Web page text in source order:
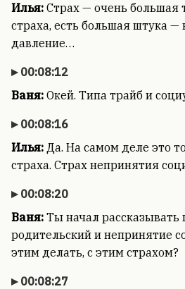
Илья: Страх — очень большая
страха, есть большая штука —
давление…
00:08:12
Ваня: Окей. Типа трайб и
00:08:16
Илья: Да. На самом деле это
страха. Страх непринятия
00:08:20
Ваня: Ты начал рассказывать
родительский и непринятие
этим делать, с этим страхом?
00:08:27